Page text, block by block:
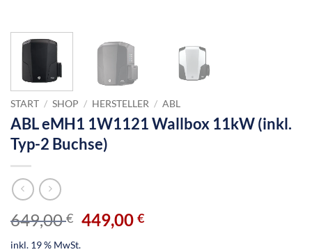
START / SHOP / HERSTELLER / ABL
ABL eMH1 1W1121 Wallbox 11kW (inkl.
Typ-2 Buchse)
649,00€ 449,00€
inkl. 19 % MwSt.